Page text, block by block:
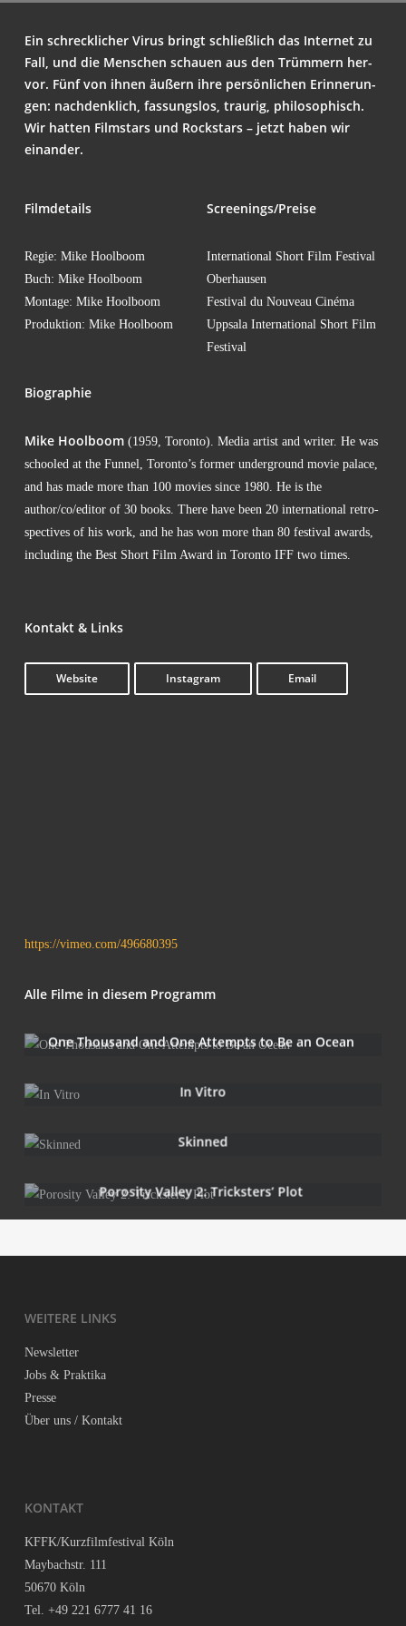
Ein schreck­li­cher Virus bringt schließ­lich das Inter­net zu
Fall, und die Men­schen schau­en aus den Trüm­mern her­
vor. Fünf von ihnen äußern ihre per­sön­li­chen Erin­ne­run­
gen: nach­denk­lich, fas­sungs­los, trau­rig, phi­lo­so­phisch.
Wir hat­ten Film­stars und Rock­stars – jetzt haben wir
einander.
Film­de­tails
Regie: Mike Hoolboom
Buch: Mike Hoolboom
Mon­ta­ge: Mike Hoolboom
Pro­duk­ti­on: Mike Hoolboom
Screenings/Preise
Inter­na­tio­nal Short Film Fes­ti­val
Oberhausen
Fes­ti­val du Nou­veau Cinéma
Upp­sa­la Inter­na­tio­nal Short Film
Festival
Bio­gra­phie
Mike Hool­boom(1959, Toron­to). Media artist and wri­ter. He was
schoo­led at the Fun­nel, Toronto’s for­mer under­ground movie palace,
and has made more than 100 movies sin­ce 1980. He is the
author/co/editor of 30 books. The­re have been 20 inter­na­tio­nal retro­
s­pec­ti­ves of his work, and he has won more than 80 fes­ti­val awards,
inclu­ding the Best Short Film Award in Toron­to IFF two times.
Kon­takt & Links
Web­site Insta­gram Email
https://vimeo.com/496680395
Alle Fil­me in die­sem Programm
One Thousand and One Attempts to Be an Ocean
In Vitro
Skin­ned
Poro­si­ty Val­ley 2: Tricks­ters’ Plot
WEI­TE­RE LINKS
News­let­ter
Jobs & Praktika
Pres­se
Über uns / Kontakt
KON­TAKT
KFFK/Kurzfilmfestival Köln
May­bach­str. 111
50670 Köln
Tel. +49 221 6777 41 16